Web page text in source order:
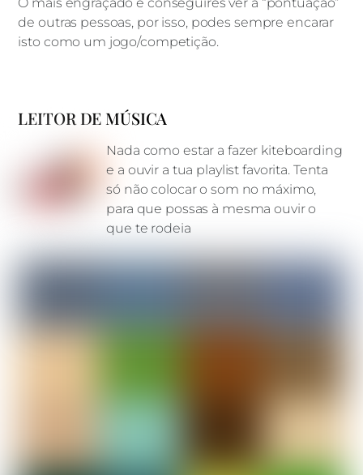
de outras pessoas, por isso, podes sempre encarar
isto como um jogo/competição.
LEITOR DE MÚSICA
Nada como estar a fazer kiteboarding
e a ouvir a tua playlist favorita. Tenta
só não colocar o som no máximo,
para que possas à mesma ouvir o
que te rodeia